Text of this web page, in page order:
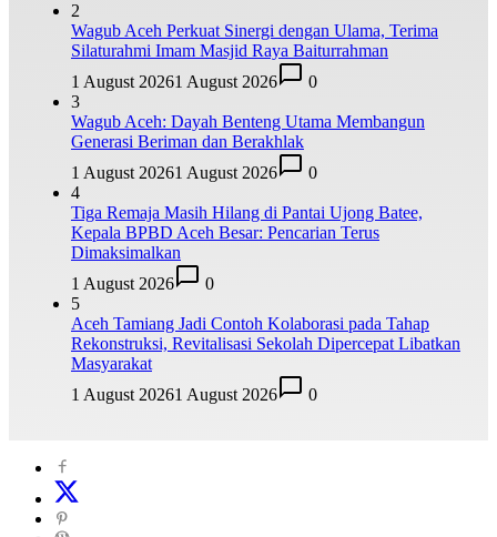
2
Wagub Aceh Perkuat Sinergi dengan Ulama, Terima
Silaturahmi Imam Masjid Raya Baiturrahman
1 August 20261 August 2026
0
3
Wagub Aceh: Dayah Benteng Utama Membangun
Generasi Beriman dan Berakhlak
1 August 20261 August 2026
0
4
Tiga Remaja Masih Hilang di Pantai Ujong Batee,
Kepala BPBD Aceh Besar: Pencarian Terus
Dimaksimalkan
1 August 2026
0
5
Aceh Tamiang Jadi Contoh Kolaborasi pada Tahap
Rekonstruksi, Revitalisasi Sekolah Dipercepat Libatkan
Masyarakat
1 August 20261 August 2026 0